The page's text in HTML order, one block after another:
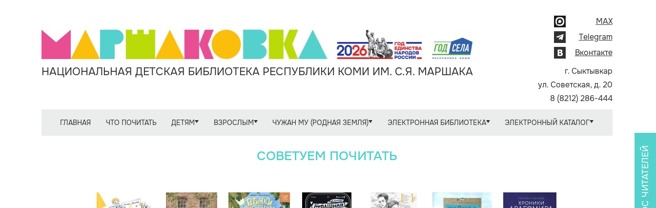
НАЦИОНАЛЬНАЯ ДЕТСКАЯ БИБЛИОТЕКА РЕСПУБЛИКИ КОМИ ИМ. С.Я. МАРШАКА
MAX
Telegram
Вконтакте
г. Сыктывкар
ул. Советская, д. 20
8 (8212) 286-444
ГЛАВНАЯ ЧТО ПОЧИТАТЬ ДЕТЯМ ВЗРОСЛЫМ ЧУЖАН МУ (РОДНАЯ ЗЕМЛЯ) ЭЛЕКТРОННАЯ БИБЛИОТЕКА ЭЛЕКТРОННЫЙ КАТАЛОГ
СОВЕТУЕМ ПОЧИТАТЬ ОПРОС ЧИТАТЕЛЕЙ